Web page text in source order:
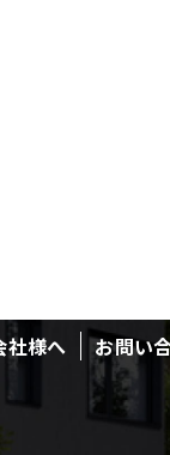
社様へ お問い